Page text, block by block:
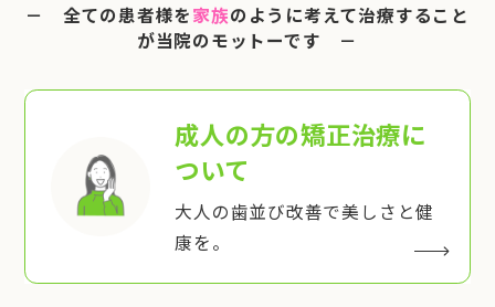
－ 全ての患者様を家族のように考えて治療すること
が当院のモットーです －
成人の方の矯正治療に
ついて
大人の歯並び改善で美しさと健
康を。